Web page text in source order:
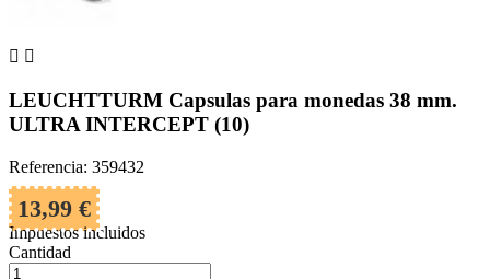
 
LEUCHTTURM Capsulas para monedas 38 mm.
ULTRA INTERCEPT (10)
Referencia: 359432
13,99 €
Impuestos incluidos
Cantidad